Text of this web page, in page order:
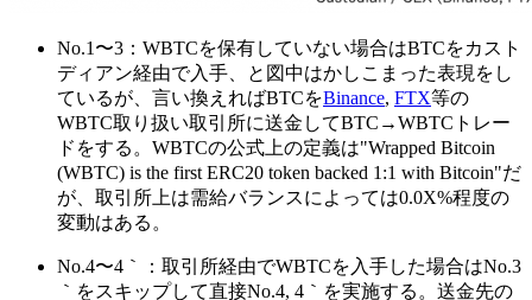
No.1〜3：WBTCを保有していない場合はBTCをカスト
ディアン経由で入手、と図中はかしこまった表現をし
ているが、言い換えればBTCをBinance, FTX等の
WBTC取り扱い取引所に送金してBTC→WBTCトレー
ドをする。WBTCの公式上の定義は"Wrapped Bitcoin
(WBTC) is the first ERC20 token backed 1:1 with Bitcoin"だ
が、取引所上は需給バランスによっては0.0X%程度の
変動はある。
No.4〜4｀：取引所経由でWBTCを入手した場合はNo.3
｀をスキップして直接No.4, 4｀を実施する。送金先の